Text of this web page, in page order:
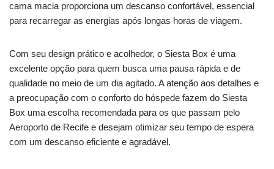
cama macia proporciona um descanso confortável, essencial
para recarregar as energias após longas horas de viagem.
Com seu design prático e acolhedor, o Siesta Box é uma
excelente opção para quem busca uma pausa rápida e de
qualidade no meio de um dia agitado. A atenção aos detalhes e
a preocupação com o conforto do hóspede fazem do Siesta
Box uma escolha recomendada para os que passam pelo
Aeroporto de Recife e desejam otimizar seu tempo de espera
com um descanso eficiente e agradável.